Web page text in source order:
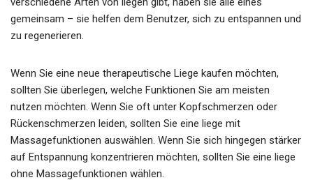
gemeinsam – sie helfen dem Benutzer, sich zu entspannen und
zu regenerieren.
Wenn Sie eine neue therapeutische Liege kaufen möchten,
sollten Sie überlegen, welche Funktionen Sie am meisten
nutzen möchten. Wenn Sie oft unter Kopfschmerzen oder
Rückenschmerzen leiden, sollten Sie eine liege mit
Massagefunktionen auswählen. Wenn Sie sich hingegen stärker
auf Entspannung konzentrieren möchten, sollten Sie eine liege
ohne Massagefunktionen wählen.